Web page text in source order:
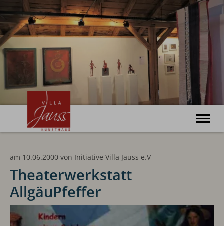
Ausstellungen
Veranstaltungen
Kunsthaus
Haus Bonatz
Archiv
am 10.06.2000 von Initiative Villa Jauss e.V
Theaterwerkstatt
AllgäuPfeffer